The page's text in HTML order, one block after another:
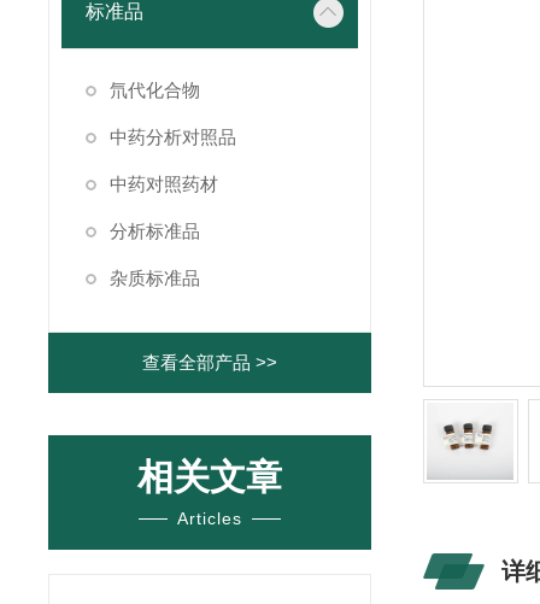
标准品
氘代化合物
中药分析对照品
中药对照药材
分析标准品
杂质标准品
查看全部产品 >>
相关文章
Articles
详